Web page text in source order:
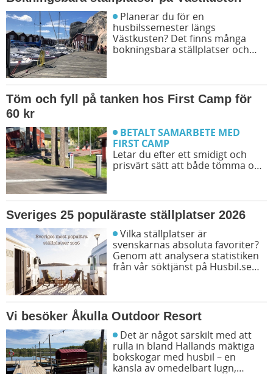
husbilssemester längs
Västkusten? Det finns många
bokningsbara ställplatser och
ställplatser och husbilsplatser så
att du kan bestämma din resrutt.
Töm och fyll på tanken hos First Camp för
60 kr
BETALT SAMARBETE MED
FIRST CAMP
Letar du efter ett smidigt och
prisvärt sätt att både tömma och
av de närmare 50 First Camp
destinationerna i Sverige. Kanske
kommer du även upptäcka en ny
favoritcamping.
Sveriges 25 populäraste ställplatser 2026
Vilka ställplatser är
svenskarnas absoluta favoriter?
Genom att analysera statistiken
från vår söktjänst på Husbil.se
är topplistan över Sveriges 25
mest eftersökta ställplatser för
husbil.
Vi besöker Åkulla Outdoor Resort
rulla in bland Hallands mäktiga
bokskogar med husbil – en
känsla av omedelbart lugn,